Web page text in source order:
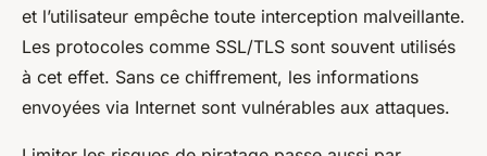
et l’utilisateur empêche toute interception malveillante.
Les protocoles comme SSL/TLS sont souvent utilisés
à cet effet. Sans ce chiffrement, les informations
envoyées via Internet sont vulnérables aux attaques.